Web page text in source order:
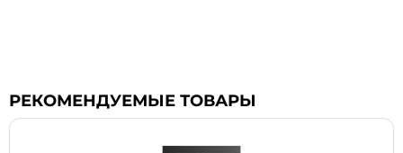
РЕКОМЕНДУЕМЫЕ ТОВАРЫ